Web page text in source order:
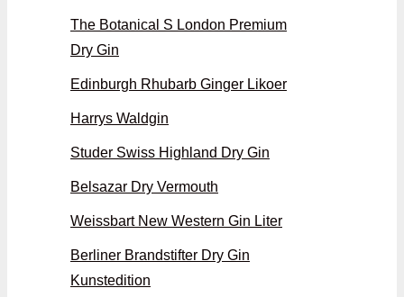
The Botanical S London Premium
Dry Gin
Edinburgh Rhubarb Ginger Likoer
Harrys Waldgin
Studer Swiss Highland Dry Gin
Belsazar Dry Vermouth
Weissbart New Western Gin Liter
Berliner Brandstifter Dry Gin
Kunstedition